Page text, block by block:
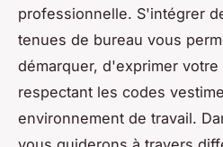
professionnelle. S'intégrer
tenues de bureau vous
démarquer, d'exprimer
respectant les codes
environnement de travail.